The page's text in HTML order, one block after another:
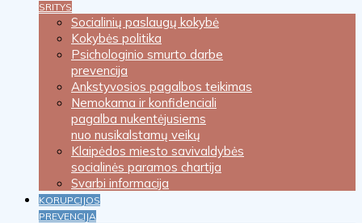
SRITYS
Socialinių paslaugų kokybė
Kokybės politika
Psichologinio smurto darbe
prevencija
Ankstyvosios pagalbos teikimas
Nemokama ir konfidenciali
pagalba nukentėjusiems
nuo nusikalstamų veikų
Klaipėdos miesto savivaldybės
socialinės paramos chartija
Svarbi informacija
KORUPCIJOS
PREVENCIJA